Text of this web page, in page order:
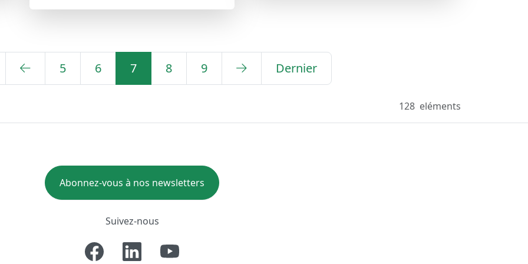
5 6 7 8 9 Dernier
128 eléments
Abonnez-vous à nos newsletters
Suivez-nous